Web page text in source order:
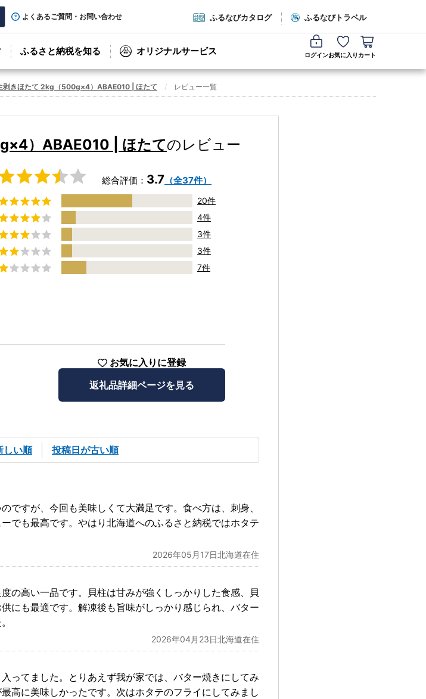
よくあるご質問・お問い合わせ ふるなびカタログ ふるなびトラベル
ふるさと納税を知る オリジナルサービス ログインお気に入り カート
剥きほたて 2kg（500g×4）ABAE010 | ほたて レビュー一覧
）ABAE010 | ほたてのレビュー
総合評価： 3.7 （全37件）
20件
4件
3件
3件
7件
お気に入りに登録
返礼品詳細ページを見る
しい順 投稿日が古い順
ですが、今回も美味しくて大満足です。食べ方は、刺身、
でも最高です。やはり北海道へのふるさと納税ではホタテ
2026年05月17日北海道在住
の高い一品です。貝柱は甘みが強くしっかりした食感、貝
にも最適です。解凍後も旨味がしっかり感じられ、バター
2026年04月23日北海道在住
ってました。とりあえず我が家では、バター焼きにしてみ
高に美味しかったです。次はホタテのフライにしてみまし